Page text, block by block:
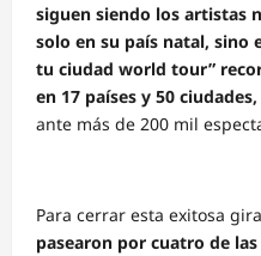
siguen siendo los artistas
solo en su país natal, sino
tu ciudad world tour”
en 17 países y 50 ciudades,
ante más de 200 mil
Para cerrar esta exitosa
pasearon por cuatro de